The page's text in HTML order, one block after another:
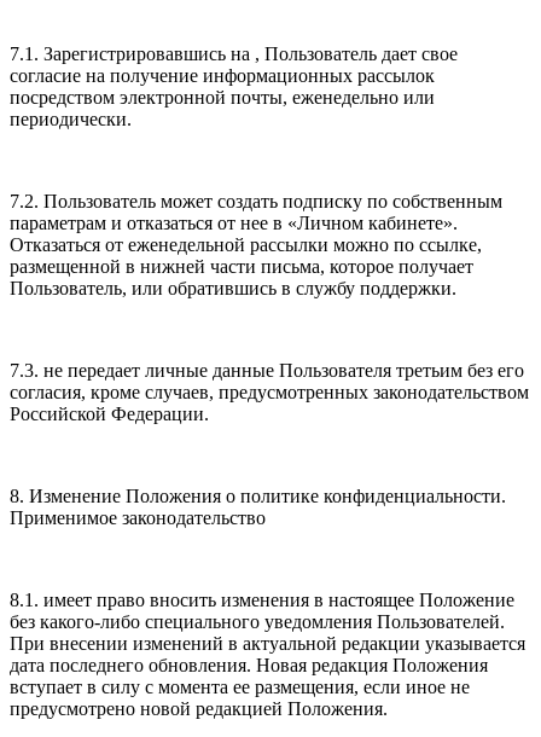
7.1. Зарегистрировавшись на , Пользователь дает свое
согласие на получение информационных рассылок
посредством электронной почты, еженедельно или
периодически.
7.2. Пользователь может создать подписку по собственным
параметрам и отказаться от нее в «Личном кабинете».
Отказаться от еженедельной рассылки можно по ссылке,
размещенной в нижней части письма, которое получает
Пользователь, или обратившись в службу поддержки.
7.3. не передает личные данные Пользователя третьим без его
согласия, кроме случаев, предусмотренных законодательством
Российской Федерации.
8. Изменение Положения о политике конфиденциальности.
Применимое законодательство
8.1. имеет право вносить изменения в настоящее Положение
без какого-либо специального уведомления Пользователей.
При внесении изменений в актуальной редакции указывается
дата последнего обновления. Новая редакция Положения
вступает в силу с момента ее размещения, если иное не
предусмотрено новой редакцией Положения.